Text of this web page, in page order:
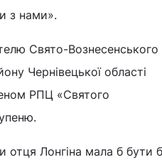
з нами».
Свято-Вознесенського
Чернівецької області
РПЦ «Святого
отця Лонгіна мала б бути